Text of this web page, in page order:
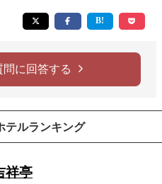
問に回答する
テルランキング
祥亭